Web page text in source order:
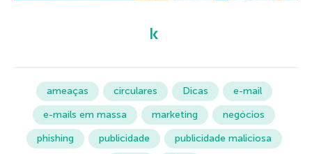
ameaças circulares Dicas
e-mail
e-mails em massa
marketing
negócios
phishing
publicidade
publicidade maliciosa